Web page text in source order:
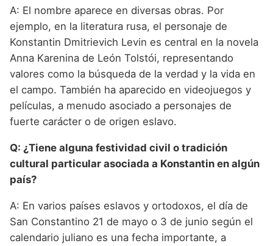
A: El nombre aparece en diversas obras. Por
ejemplo, en la literatura rusa, el personaje de
Konstantin Dmitrievich Levin es central en la novela
Anna Karenina de León Tolstói, representando
valores como la búsqueda de la verdad y la vida en
el campo. También ha aparecido en videojuegos y
películas, a menudo asociado a personajes de
fuerte carácter o de origen eslavo.
Q: ¿Tiene alguna festividad civil o tradición
cultural particular asociada a Konstantin en algún
país?
A: En varios países eslavos y ortodoxos, el día de
San Constantino 21 de mayo o 3 de junio según el
calendario juliano es una fecha importante, a